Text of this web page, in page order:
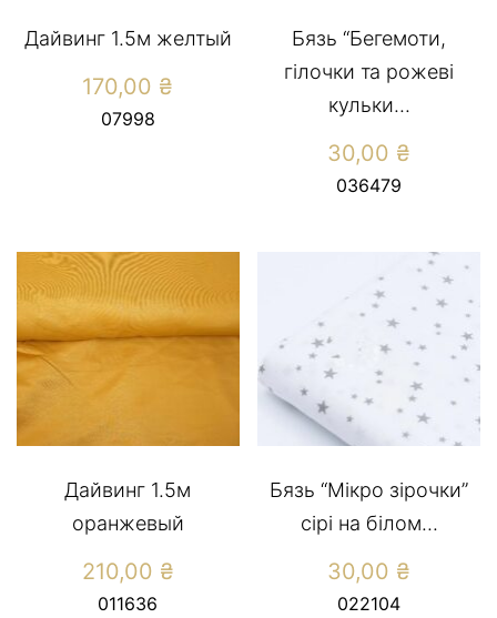
Дайвинг 1.5м желтый
170,00 ₴
07998
Бязь “Бегемоти,
гілочки та рожеві
кульки...
30,00 ₴
036479
Дайвинг 1.5м
оранжевый
210,00 ₴
011636
Бязь “Мікро зірочки”
сірі на білом...
30,00 ₴
022104